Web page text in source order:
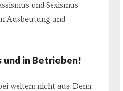
und Sexismus
Ausbeutung und
und in Betrieben!
weitem nicht aus. Denn